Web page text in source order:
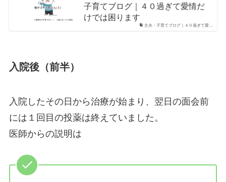
主夫・子育てブログ｜４０過ぎて愛…
子育てブログ｜４０過ぎて愛情だ
けでは困ります
入院後（前半）
入院したその日から治療が始まり、翌日の面会前
には１回目の投薬は終えていました。
医師からの説明は